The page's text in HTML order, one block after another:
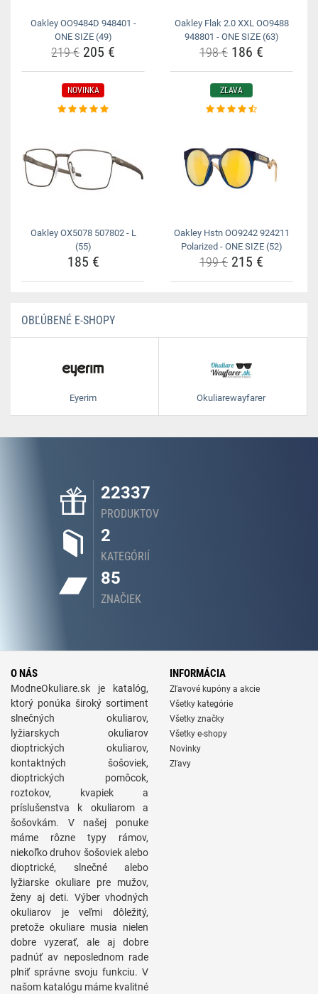
Oakley OO9484D 948401 -
ONE SIZE (49)
219 € 205 €
Oakley Flak 2.0 XXL OO9488
948801 - ONE SIZE (63)
198 € 186 €
NOVINKA
Oakley OX5078 507802 - L
(55)
185 €
ZĽAVA
Oakley Hstn OO9242 924211
Polarized - ONE SIZE (52)
199 € 215 €
OBĽÚBENÉ E-SHOPY
Eyerim Okuliarewayfarer
22337
PRODUKTOV
2
KATEGÓRIÍ
85
ZNAČIEK
O NÁS
ModneOkuliare.sk je katalóg,
ktorý ponúka široký sortiment
slnečných okuliarov,
lyžiarskych okuliarov
dioptrických okuliarov,
kontaktných šošoviek,
dioptrických pomôcok,
roztokov, kvapiek a
príslušenstva k okuliarom a
šošovkám. V našej ponuke
máme rôzne typy rámov,
niekoľko druhov šošoviek alebo
dioptrické, slnečné alebo
lyžiarske okuliare pre mužov,
ženy aj deti. Výber vhodných
okuliarov je veľmi dôležitý,
pretože okuliare musia nielen
dobre vyzerať, ale aj dobre
padnúť av neposlednom rade
plniť správne svoju funkciu. V
našom katalógu máme kvalitné
INFORMÁCIA
Zľavové kupóny a akcie
Všetky kategórie
Všetky značky
Všetky e-shopy
Novinky
Zľavy